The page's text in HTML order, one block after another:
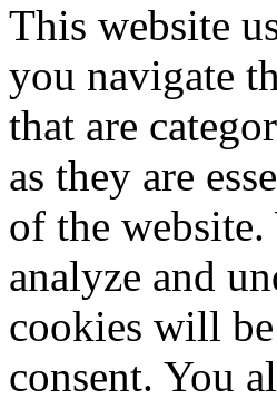
This website
you navigate
that are
as they are
of the
analyze and
cookies will
consent. You